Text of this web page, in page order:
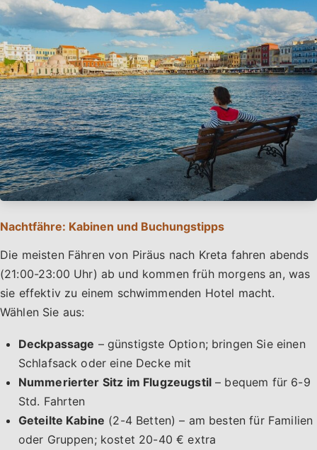
Nachtfähre: Kabinen und Buchungstipps
Die meisten Fähren von Piräus nach Kreta fahren abends
(21:00-23:00 Uhr) ab und kommen früh morgens an, was
sie effektiv zu einem schwimmenden Hotel macht.
Wählen Sie aus:
Deckpassage – günstigste Option; bringen Sie einen
Schlafsack oder eine Decke mit
Nummerierter Sitz im Flugzeugstil– bequem für 6-9
Std. Fahrten
Geteilte Kabine (2-4 Betten) – am besten für Familien
oder Gruppen; kostet 20-40 € extra